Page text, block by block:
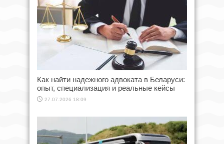
Как найти надежного адвоката в Беларуси:
опыт, специализация и реальные кейсы
27.07.2026 18:09